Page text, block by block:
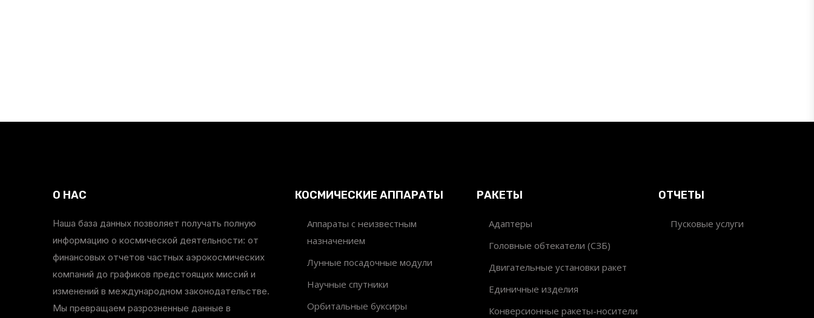
О НАС
Наша база данных позволяет получать полную
информацию о космической деятельности: от
финансовых отчетов частных аэрокосмических
компаний до графиков предстоящих миссий и
изменений в международном законодательстве.
Мы превращаем разрозненные данные в
КОСМИЧЕСКИЕ АППАРАТЫ
Аппараты с неизвестным
назначением
Лунные посадочные модули
Научные спутники
Орбитальные буксиры
РАКЕТЫ
Адаптеры
Головные обтекатели (СЗБ)
Двигательные установки ракет
Единичные изделия
Конверсионные ракеты-носители
ОТЧЕТЫ
Пусковые услуги